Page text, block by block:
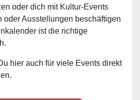
oder dich mit Kultur-Events
oder Ausstellungen beschäftigen
ist die richtige
hier auch für viele Events direkt